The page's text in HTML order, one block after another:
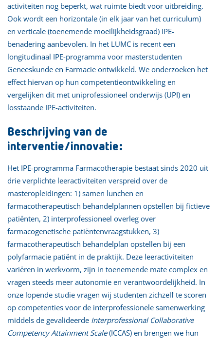
activiteiten nog beperkt, wat ruimte biedt voor uitbreiding.
Ook wordt een horizontale (in elk jaar van het curriculum)
en verticale (toenemende moeilijkheidsgraad) IPE-
benadering aanbevolen. In het LUMC is recent een
longitudinaal IPE-programma voor masterstudenten
Geneeskunde en Farmacie ontwikkeld. We onderzoeken het
effect hiervan op hun competentieontwikkeling en
vergelijken dit met uniprofessioneel onderwijs (UPI) en
losstaande IPE-activiteiten.
Beschrijving van de
interventie/innovatie:
Het IPE-programma Farmacotherapie bestaat sinds 2020 uit
drie verplichte leeractiviteiten verspreid over de
masteropleidingen: 1) samen lunchen en
farmacotherapeutisch behandelplannen opstellen bij fictieve
patiënten, 2) interprofessioneel overleg over
farmacogenetische patiëntenvraagstukken, 3)
farmacotherapeutisch behandelplan opstellen bij een
polyfarmacie patiënt in de praktijk. Deze leeractiviteiten
variëren in werkvorm, zijn in toenemende mate complex en
vragen steeds meer autonomie en verantwoordelijkheid. In
onze lopende studie vragen wij studenten zichzelf te scoren
op competenties voor de interprofessionele samenwerking
middels de gevalideerde Interprofessional Collaborative
Competency Attainment Scale(ICCAS) en brengen we hun